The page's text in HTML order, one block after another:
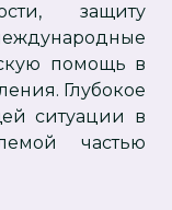
защиту
помощь в
Глубокое
ситуации в
частью